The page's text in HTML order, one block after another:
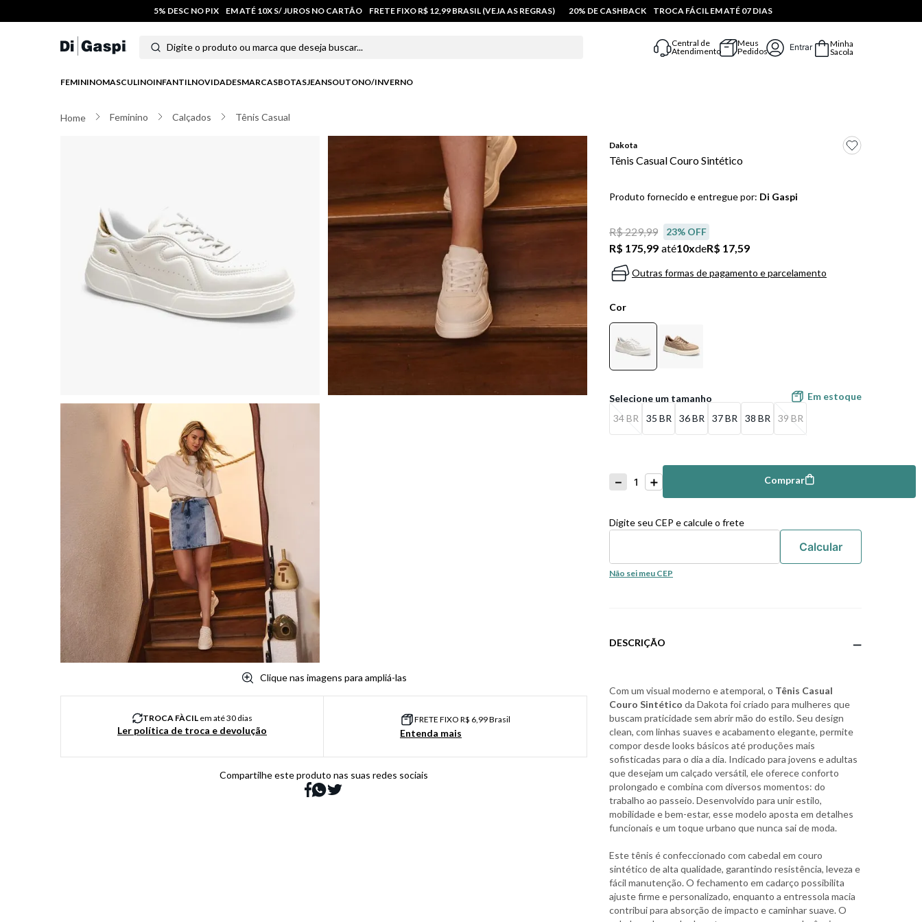
5% DESC NO PIX EM ATÉ 10X S/ JUROS NO CARTÃO FRETE FIXO R$ 12,99 BRASIL (VEJA AS REGRAS) 20% DE CASHBACK TROCA FÁCIL EM ATÉ 07 DIAS
Digite o produto ou marca que deseja buscar...
Central de
Atendimento
Meus
Pedidos
Entrar
Minha
Sacola
FEMININOMASCULINOINFANTILNOVIDADESMARCASBOTASJEANSOUTONO/INVERNO
Feminino Calçados Tênis Casual
Clique nas imagens para ampliá-las
TROCA FÀCILem até 30 dias
Ler política de troca e devolução
FRETE FIXO R$ 6,99 Brasil
Entenda mais
Compartilhe este produto nas suas redes sociais
Dakota
Tênis Casual Couro Sintético
Produto fornecido e entregue por: Di Gaspi
R$ 229,99 23% OFF
R$ 175,99 até10xdeR$ 17,59
Outras formas de pagamento e parcelamento
Cor
34 BR 35 BR 36 BR 37 BR 38 BR 39 BR
Em estoque
＋
－
Comprar Comprar
Digite seu CEP e calcule o frete
Não sei meu CEP
DESCRIÇÃO
Com um visual moderno e atemporal, o Tênis Casual
Couro Sintético da Dakota foi criado para mulheres que
buscam praticidade sem abrir mão do estilo. Seu design
clean, com linhas suaves e acabamento elegante, permite
compor desde looks básicos até produções mais
sofisticadas para o dia a dia. Indicado para jovens e adultas
que desejam um calçado versátil, ele oferece conforto
prolongado e combina com diversos momentos: do
trabalho ao passeio. Desenvolvido para unir estilo,
mobilidade e bem-estar, esse modelo aposta em detalhes
funcionais e um toque urbano que nunca sai de moda.
Este tênis é confeccionado com cabedal em couro
sintético de alta qualidade, garantindo resistência, leveza e
fácil manutenção. O fechamento em cadarço possibilita
ajuste firme e personalizado, enquanto a entressola macia
contribui para absorção de impacto e caminhar suave. O
5 º bota
6º sandalia
7º jeans
8º salto